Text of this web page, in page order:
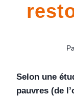
Selon une
pauvres (de